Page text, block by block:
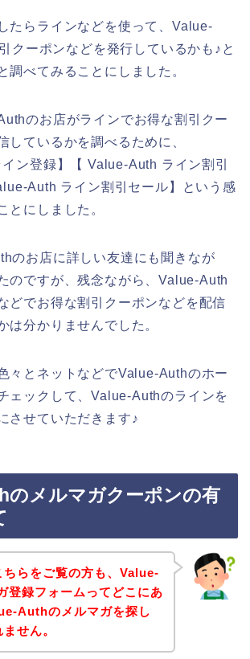
たらラインなどを使って、Value-
クーポンなどを発行しているかも♪と
調べてみることにしました。
のお店がラインでお得な割引クー
しているかを調べるために、
ン登録】【 Value-Auth ライン割引
Auth ライン割引セール】という感
とにしました。
のお店に詳しい友達にも聞きなが
のですが、残念ながら、Value-Auth
どでお得な割引クーポンなどを配信
は分かりませんでした。
々とネットなどでValue-Authのホー
ェックして、Value-Authのラインを
させていただきます♪
のメルマガクーポンの有
ちらをご覧の方も、Value-
登録フォームってどこにあ
Authのメルマガを探し
せん。